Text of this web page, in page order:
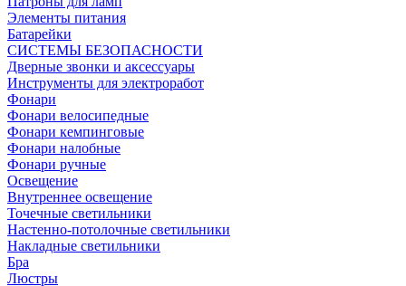
Элементы питания
Батарейки
СИСТЕМЫ БЕЗОПАСНОСТИ
Дверные звонки и аксессуары
Инструменты для электроработ
Фонари
Фонари велосипедные
Фонари кемпинговые
Фонари налобные
Фонари ручные
Освещение
Внутреннее освещение
Точечные светильники
Настенно-потолочные светильники
Накладные светильники
Бра
Люстры